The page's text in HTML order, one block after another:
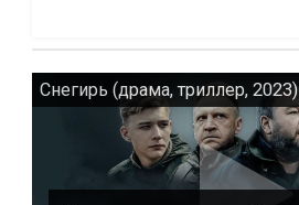
Снегирь (драма, триллер, 2023)